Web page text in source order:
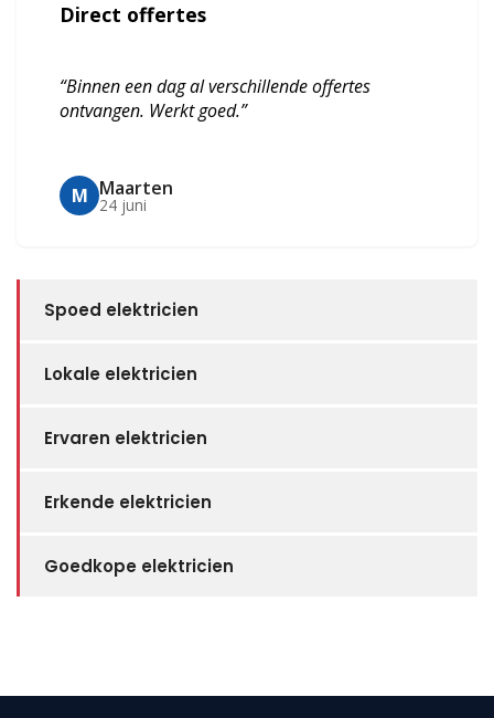
Direct offertes
“Binnen een dag al verschillende offertes
ontvangen. Werkt goed.”
M Maarten
24 juni
Spoed elektricien
Lokale elektricien
Ervaren elektricien
Erkende elektricien
Goedkope elektricien